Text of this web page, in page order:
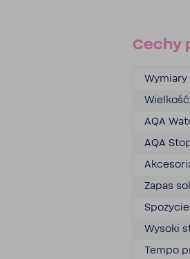
Cechy
Wymiary
AQA
AQA
Zapas
Wysoki
Tempo